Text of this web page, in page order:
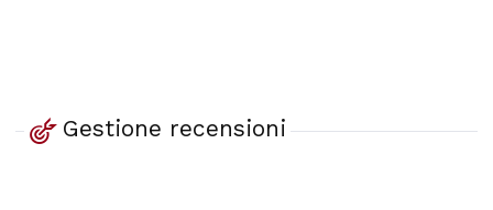
Gestione recensioni